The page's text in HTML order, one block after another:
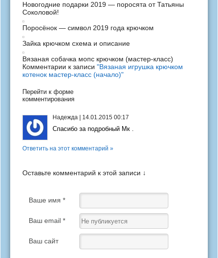
Новогодние подарки 2019 — поросята от Татьяны
Соколовой!
Поросёнок — символ 2019 года крючком
Зайка крючком схема и описание
Вязаная собачка мопс крючком (мастер-класс)
Комментарии к записи "Вязаная игрушка крючком
котенок мастер-класс (начало)"
Перейти к форме
комментирования
Надежда 14.01.2015 00:17
Спасибо за подробный Мк .
Ответить на этот комментарий »
Оставьте комментарий к этой записи ↓
Ваше имя *
Ваш email *
Ваш сайт